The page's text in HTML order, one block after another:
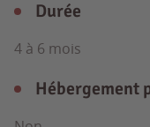
Durée
4 à 6 mois
Hébergement